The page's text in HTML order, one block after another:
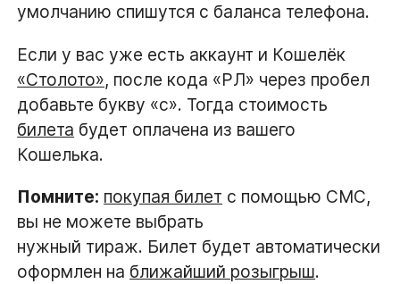
умолчанию спишутся с баланса телефона.
Если у вас уже есть аккаунт и Кошелёк
«Столото», после кода «РЛ» через пробел
добавьте букву «с». Тогда стоимость
билета будет оплачена из вашего
Кошелька.
Помните: покупая билет с помощью СМС,
вы не можете выбрать
нужный тираж. Билет будет автоматически
оформлен на ближайший розыгрыш.